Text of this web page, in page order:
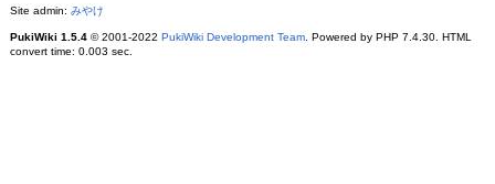
Site admin: みやけ
PukiWiki 1.5.4© 2001-2022 PukiWiki Development Team. Powered by PHP 7.4.30. HTML
convert time: 0.003 sec.